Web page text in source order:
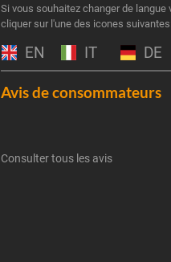
Si vous souhaitez changer de langue
cliquer sur l'une des icones suivantes:
EN IT DE
Avis de consommateurs
Consulter tous les avis